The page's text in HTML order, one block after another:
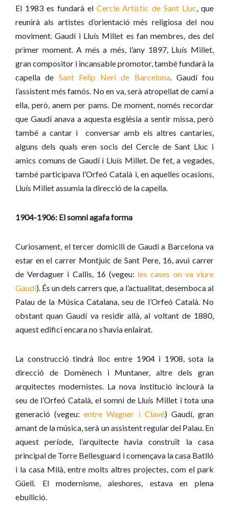
El 1983 es fundarà el Cercle Artístic de Sant Lluc, que
reunirà als artistes d’orientació més religiosa del nou
moviment. Gaudí i Lluís Millet es fan membres, des del
primer moment. A més a més, l’any 1897, Lluís Millet,
gran compositor i incansable promotor, també fundarà la
capella de Sant Felip Neri de Barcelona. Gaudí fou
l’assistent més famós. No en va, serà atropellat de camí a
ella, però, anem per pams. De moment, només recordar
que Gaudí anava a aquesta església a sentir missa, però
també a cantar i conversar amb els altres cantaries,
alguns dels quals eren socis del Cercle de Sant Lluc i
amics comuns de Gaudí i Lluís Millet. De fet, a vegades,
també participava l’Orfeó Català i, en aquelles ocasions,
Lluís Millet assumia la direcció de la capella.
1904-1906: El somni agafa forma
Curiosament, el tercer domicili de Gaudí a Barcelona va
estar en el carrer Montjuic de Sant Pere, 16, avui carrer
de Verdaguer i Callis, 16 (vegeu: les cases on va viure
Gaudí). És un dels carrers que, a l’actualitat, desemboca al
Palau de la Música Catalana, seu de l’Orfeó Català. No
obstant quan Gaudí va residir allà, al voltant de 1880,
aquest edifici encara no s’havia enlairat.
La construcció tindrà lloc entre 1904 i 1908, sota la
direcció de Domènech i Muntaner, altre dels gran
arquitectes modernistes. La nova institució inclourà la
seu de l’Orfeó Català, el somni de Lluís Millet i tota una
generació (vegeu:entre Wagner i Clavé) Gaudí, gran
amant de la música, serà un assistent regular del Palau. En
aquest període, l’arquitecte havia construït la casa
principal de Torre Bellesguard i començava la casa Batlló
i la casa Milà, entre molts altres projectes, com el park
Güell. El modernisme, aleshores, estava en plena
ebullició.